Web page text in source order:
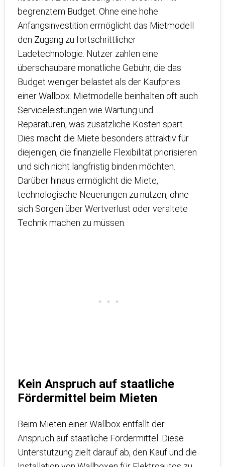
begrenztem Budget. Ohne eine hohe
Anfangsinvestition ermöglicht das Mietmodell
den Zugang zu fortschrittlicher
Ladetechnologie. Nutzer zahlen eine
überschaubare monatliche Gebühr, die das
Budget weniger belastet als der Kaufpreis
einer Wallbox. Mietmodelle beinhalten oft auch
Serviceleistungen wie Wartung und
Reparaturen, was zusätzliche Kosten spart.
Dies macht die Miete besonders attraktiv für
diejenigen, die finanzielle Flexibilität priorisieren
und sich nicht langfristig binden möchten.
Darüber hinaus ermöglicht die Miete,
technologische Neuerungen zu nutzen, ohne
sich Sorgen über Wertverlust oder veraltete
Technik machen zu müssen.
Kein Anspruch auf staatliche
Fördermittel beim Mieten
Beim Mieten einer Wallbox entfällt der
Anspruch auf staatliche Fördermittel. Diese
Unterstützung zielt darauf ab, den Kauf und die